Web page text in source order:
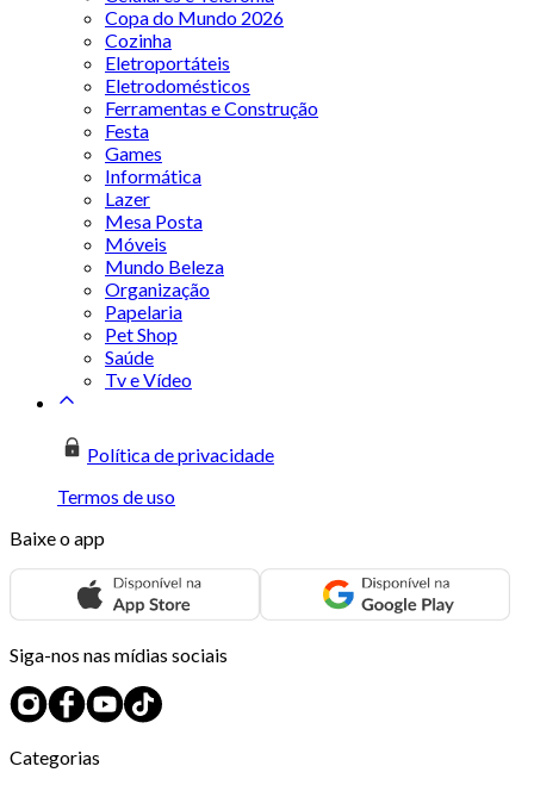
Copa do Mundo 2026
Cozinha
Eletroportáteis
Eletrodomésticos
Ferramentas e Construção
Festa
Games
Informática
Lazer
Mesa Posta
Móveis
Mundo Beleza
Organização
Papelaria
Pet Shop
Saúde
Tv e Vídeo
Política de privacidade
Termos de uso
Baixe o app
Siga-nos nas mídias sociais
Categorias